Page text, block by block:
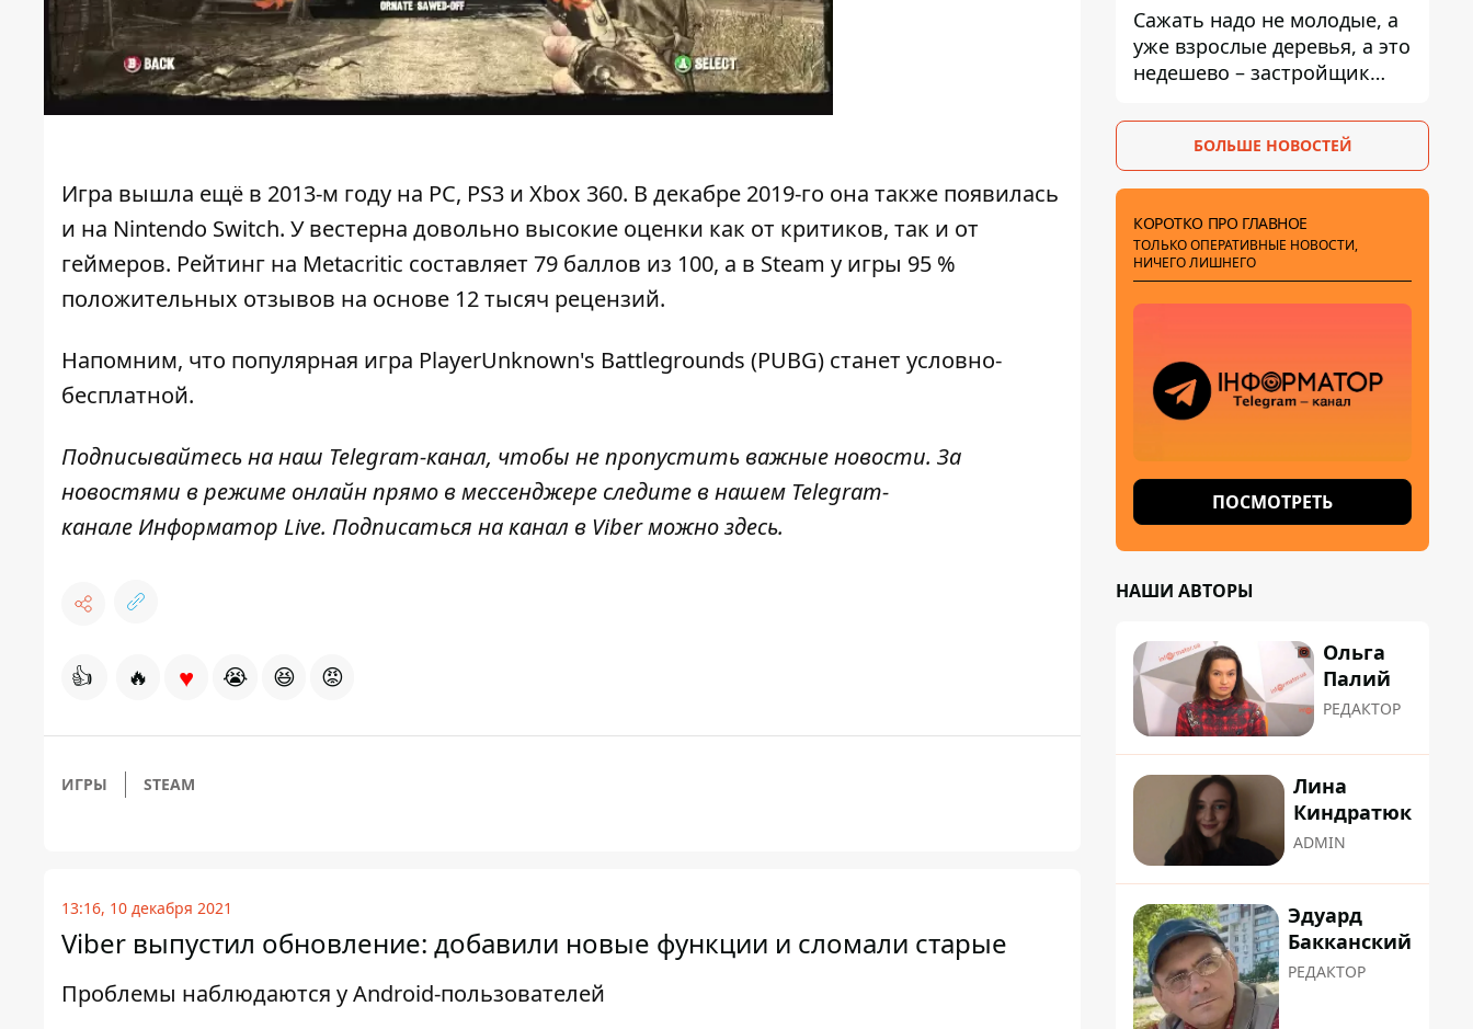
Игра вышла ещё в 2013-м году на PC, PS3 и Xbox 360. В декабре 2019-го она также появилась
и на Nintendo Switch. У вестерна довольно высокие оценки как от критиков, так и от
геймеров. Рейтинг на Metacritic составляет 79 баллов из 100, а в Steam у игры 95 %
положительных отзывов на основе 12 тысяч рецензий.
Напомним, что популярная игра PlayerUnknown's Battlegrounds (PUBG) станет условно-
бесплатной.
Подписывайтесь на наш Telegram-канал, чтобы не пропустить важные новости. За
новостями в режиме онлайн прямо в мессенджере следите в нашем Telegram-
канале Информатор Live. Подписаться на канал в Viber можноздесь.
👍 🔥 ♥ 😭 😆 😡
ИГРЫ STEAM
13:16, 10 декабря 2021
Viber выпустил обновление: добавили новые функции и сломали старые
Проблемы наблюдаются у Android-пользователей
заместителем Галущенко
Сажать надо не молодые, а
уже взрослые деревья, а это
недешево – застройщик
БОЛЬШЕ НОВОСТЕЙ
КОРОТКО ПРО ГЛАВНОЕ
ТОЛЬКО ОПЕРАТИВНЫЕ НОВОСТИ,
НИЧЕГО ЛИШНЕГО
ПОСМОТРЕТЬ
НАШИ АВТОРЫ
Ольга
Палий
РЕДАКТОР
Лина
Киндратюк
ADMIN
Эдуард
Бакканский
РЕДАКТОР